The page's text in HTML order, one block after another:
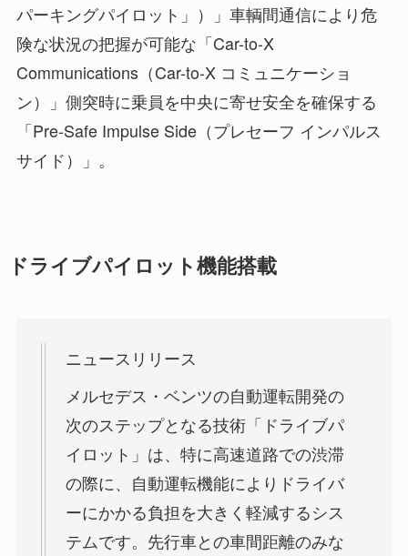
パーキングパイロット」）」車輌間通信により危
険な状況の把握が可能な「Car-to-X
Communications（Car-to-X コミュニケーショ
ン）」側突時に乗員を中央に寄せ安全を確保する
「Pre-Safe Impulse Side（プレセーフ インパルス
サイド）」。
ドライブパイロット機能搭載
ニュースリリース
メルセデス・ベンツの自動運転開発の
次のステップとなる技術「ドライブパ
イロット」は、特に高速道路での渋滞
の際に、自動運転機能によりドライバ
ーにかかる負担を大きく軽減するシス
テムです。先行車との車間距離のみな